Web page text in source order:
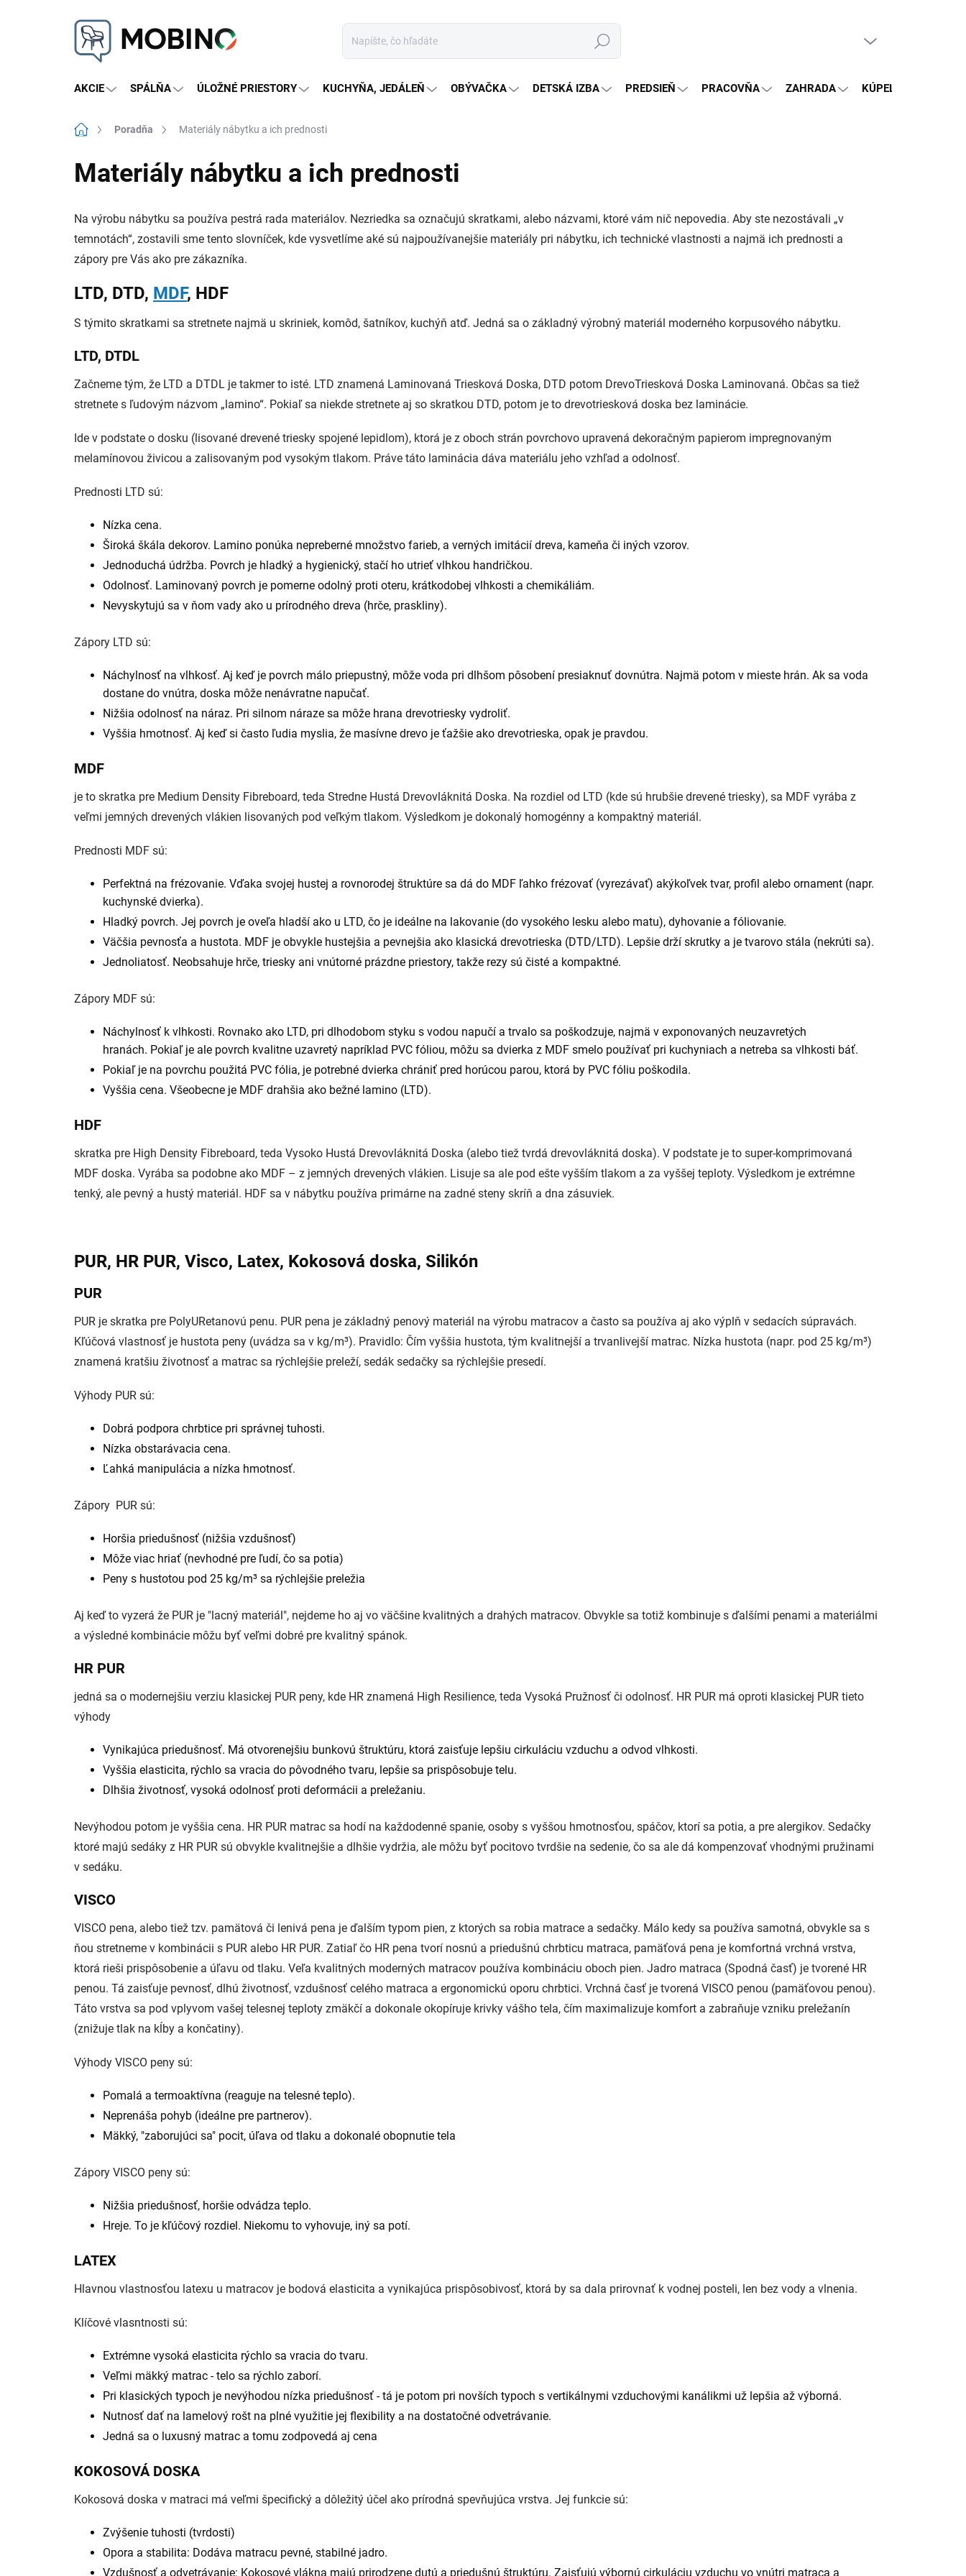
Hľadať
AKCIE SPÁLŇA ÚLOŽNÉ PRIESTORY KUCHYŇA, JEDÁLEŇ OBÝVAČKA DETSKÁ IZBA PREDSIEŇ PRACOVŇA ZAHRADA KÚPEĽŇA
DomovPoradňa Materiály nábytku a ich prednosti
Materiály nábytku a ich prednosti
Na výrobu nábytku sa používa pestrá rada materiálov. Nezriedka sa označujú skratkami, alebo názvami, ktoré vám nič nepovedia. Aby ste nezostávali „v
temnotách“, zostavili sme tento slovníček, kde vysvetlíme aké sú najpoužívanejšie materiály pri nábytku, ich technické vlastnosti a najmä ich prednosti a
zápory pre Vás ako pre zákazníka.
LTD, DTD, MDF, HDF
S týmito skratkami sa stretnete najmä u skriniek, komôd, šatníkov, kuchýň atď. Jedná sa o základný výrobný materiál moderného korpusového nábytku.
LTD, DTDL
Začneme tým, že LTD a DTDL je takmer to isté. LTD znamená Laminovaná Triesková Doska, DTD potom DrevoTriesková Doska Laminovaná. Občas sa tiež
stretnete s ľudovým názvom „lamino“. Pokiaľ sa niekde stretnete aj so skratkou DTD, potom je to drevotriesková doska bez laminácie.
Ide v podstate o dosku (lisované drevené triesky spojené lepidlom), ktorá je z oboch strán povrchovo upravená dekoračným papierom impregnovaným
melamínovou živicou a zalisovaným pod vysokým tlakom. Práve táto laminácia dáva materiálu jeho vzhľad a odolnosť.
Prednosti LTD sú:
Nízka cena.
Široká škála dekorov. Lamino ponúka nepreberné množstvo farieb, a verných imitácií dreva, kameňa či iných vzorov.
Jednoduchá údržba. Povrch je hladký a hygienický, stačí ho utrieť vlhkou handričkou.
Odolnosť. Laminovaný povrch je pomerne odolný proti oteru, krátkodobej vlhkosti a chemikáliám.
Nevyskytujú sa v ňom vady ako u prírodného dreva (hrče, praskliny).
Zápory LTD sú:
Náchylnosť na vlhkosť. Aj keď je povrch málo priepustný, môže voda pri dlhšom pôsobení presiaknuť dovnútra. Najmä potom v mieste hrán. Ak sa voda
dostane do vnútra, doska môže nenávratne napučať.
Nižšia odolnosť na náraz. Pri silnom náraze sa môže hrana drevotriesky vydroliť.
Vyššia hmotnosť. Aj keď si často ľudia myslia, že masívne drevo je ťažšie ako drevotrieska, opak je pravdou.
MDF
je to skratka pre Medium Density Fibreboard, teda Stredne Hustá Drevovláknitá Doska. Na rozdiel od LTD (kde sú hrubšie drevené triesky), sa MDF vyrába z
veľmi jemných drevených vlákien lisovaných pod veľkým tlakom. Výsledkom je dokonalý homogénny a kompaktný materiál.
Prednosti MDF sú:
Perfektná na frézovanie. Vďaka svojej hustej a rovnorodej štruktúre sa dá do MDF ľahko frézovať (vyrezávať) akýkoľvek tvar, profil alebo ornament (napr.
kuchynské dvierka).
Hladký povrch. Jej povrch je oveľa hladší ako u LTD, čo je ideálne na lakovanie (do vysokého lesku alebo matu), dyhovanie a fóliovanie.
Väčšia pevnosťa a hustota. MDF je obvykle hustejšia a pevnejšia ako klasická drevotrieska (DTD/LTD). Lepšie drží skrutky a je tvarovo stála (nekrúti sa).
Jednoliatosť. Neobsahuje hrče, triesky ani vnútorné prázdne priestory, takže rezy sú čisté a kompaktné.
Zápory MDF sú:
Náchylnosť k vlhkosti. Rovnako ako LTD, pri dlhodobom styku s vodou napučí a trvalo sa poškodzuje, najmä v exponovaných neuzavretých
hranách. Pokiaľ je ale povrch kvalitne uzavretý napríklad PVC fóliou, môžu sa dvierka z MDF smelo používať pri kuchyniach a netreba sa vlhkosti báť.
Pokiaľ je na povrchu použitá PVC fólia, je potrebné dvierka chrániť pred horúcou parou, ktorá by PVC fóliu poškodila.
Vyššia cena. Všeobecne je MDF drahšia ako bežné lamino (LTD).
HDF
skratka pre High Density Fibreboard, teda Vysoko Hustá Drevovláknitá Doska (alebo tiež tvrdá drevovláknitá doska). V podstate je to super-komprimovaná
MDF doska. Vyrába sa podobne ako MDF – z jemných drevených vlákien. Lisuje sa ale pod ešte vyšším tlakom a za vyššej teploty. Výsledkom je extrémne
tenký, ale pevný a hustý materiál. HDF sa v nábytku používa primárne na zadné steny skríň a dna zásuviek.
PUR, HR PUR, Visco, Latex, Kokosová doska, Silikón
PUR
PUR je skratka pre PolyURetanovú penu. PUR pena je základný penový materiál na výrobu matracov a často sa používa aj ako výplň v sedacích súpravách.
Kľúčová vlastnosť je hustota peny (uvádza sa v kg/m³). Pravidlo: Čím vyššia hustota, tým kvalitnejší a trvanlivejší matrac. Nízka hustota (napr. pod 25 kg/m³)
znamená kratšiu životnosť a matrac sa rýchlejšie preleží, sedák sedačky sa rýchlejšie presedí.
Výhody PUR sú:
Dobrá podpora chrbtice pri správnej tuhosti.
Nízka obstarávacia cena.
Ľahká manipulácia a nízka hmotnosť.
Zápory PUR sú:
Horšia priedušnosť (nižšia vzdušnosť)
Môže viac hriať (nevhodné pre ľudí, čo sa potia)
Peny s hustotou pod 25 kg/m³ sa rýchlejšie preležia
Aj keď to vyzerá že PUR je "lacný materiál", nejdeme ho aj vo väčšine kvalitných a drahých matracov. Obvykle sa totiž kombinuje s ďalšími penami a materiálmi
a výsledné kombinácie môžu byť veľmi dobré pre kvalitný spánok.
HR PUR
jedná sa o modernejšiu verziu klasickej PUR peny, kde HR znamená High Resilience, teda Vysoká Pružnosť či odolnosť. HR PUR má oproti klasickej PUR tieto
výhody
Vynikajúca priedušnosť. Má otvorenejšiu bunkovú štruktúru, ktorá zaisťuje lepšiu cirkuláciu vzduchu a odvod vlhkosti.
Vyššia elasticita, rýchlo sa vracia do pôvodného tvaru, lepšie sa prispôsobuje telu.
Dlhšia životnosť, vysoká odolnosť proti deformácii a preležaniu.
Nevýhodou potom je vyššia cena. HR PUR matrac sa hodí na každodenné spanie, osoby s vyššou hmotnosťou, spáčov, ktorí sa potia, a pre alergikov. Sedačky
ktoré majú sedáky z HR PUR sú obvykle kvalitnejšie a dlhšie vydržia, ale môžu byť pocitovo tvrdšie na sedenie, čo sa ale dá kompenzovať vhodnými pružinami
v sedáku.
VISCO
VISCO pena, alebo tiež tzv. pamätová či lenivá pena je ďalším typom pien, z ktorých sa robia matrace a sedačky. Málo kedy sa používa samotná, obvykle sa s
ňou stretneme v kombinácii s PUR alebo HR PUR. Zatiaľ čo HR pena tvorí nosnú a priedušnú chrbticu matraca, pamäťová pena je komfortná vrchná vrstva,
ktorá rieši prispôsobenie a úľavu od tlaku. Veľa kvalitných moderných matracov používa kombináciu oboch pien. Jadro matraca (Spodná časť) je tvorené HR
penou. Tá zaisťuje pevnosť, dlhú životnosť, vzdušnosť celého matraca a ergonomickú oporu chrbtici. Vrchná časť je tvorená VISCO penou (pamäťovou penou).
Táto vrstva sa pod vplyvom vašej telesnej teploty zmäkčí a dokonale okopíruje krivky vášho tela, čím maximalizuje komfort a zabraňuje vzniku preležanín
(znižuje tlak na kĺby a končatiny).
Výhody VISCO peny sú:
Pomalá a termoaktívna (reaguje na telesné teplo).
Neprenáša pohyb (ideálne pre partnerov).
Mäkký, "zaborujúci sa" pocit, úľava od tlaku a dokonalé obopnutie tela
Zápory VISCO peny sú:
Nižšia priedušnosť, horšie odvádza teplo.
Hreje. To je kľúčový rozdiel. Niekomu to vyhovuje, iný sa potí.
LATEX
Hlavnou vlastnosťou latexu u matracov je bodová elasticita a vynikajúca prispôsobivosť, ktorá by sa dala prirovnať k vodnej posteli, len bez vody a vlnenia.
Klíčové vlasntnosti sú:
Extrémne vysoká elasticita rýchlo sa vracia do tvaru.
Veľmi mäkký matrac - telo sa rýchlo zaborí.
Pri klasických typoch je nevýhodou nízka priedušnosť - tá je potom pri novších typoch s vertikálnymi vzduchovými kanálikmi už lepšia až výborná.
Nutnosť dať na lamelový rošt na plné využitie jej flexibility a na dostatočné odvetrávanie.
Jedná sa o luxusný matrac a tomu zodpovedá aj cena
KOKOSOVÁ DOSKA
Kokosová doska v matraci má veľmi špecifický a dôležitý účel ako prírodná spevňujúca vrstva. Jej funkcie sú:
Zvýšenie tuhosti (tvrdosti)
Opora a stabilita: Dodáva matracu pevné, stabilné jadro.
Vzdušnosť a odvetrávanie: Kokosové vlákna majú prirodzene dutú a priedušnú štruktúru. Zaisťujú výbornú cirkuláciu vzduchu vo vnútri matraca a